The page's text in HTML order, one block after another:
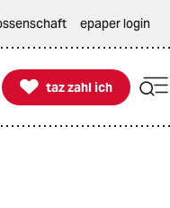
epaper login

taz zahl ich
taz zahl ich